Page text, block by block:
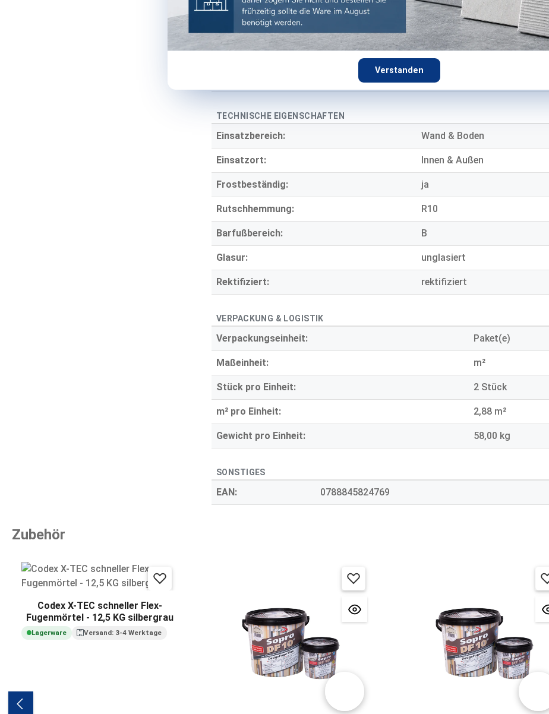
Verstanden
Oberfläche:
Optik: Steinoptik
TECHNISCHE EIGENSCHAFTEN
Einsatzbereich: Wand & Boden
Einsatzort: Innen & Außen
Frostbeständig: ja
Rutschhemmung: R10
Barfußbereich: B
Glasur: unglasiert
Rektifiziert: rektifiziert
VERPACKUNG & LOGISTIK
Verpackungseinheit: Paket(e)
Maßeinheit: m²
Stück pro Einheit: 2 Stück
m² pro Einheit: 2,88 m²
Gewicht pro Einheit: 58,00 kg
SONSTIGES
EAN: 0788845824769
Zubehör
Codex X-TEC schneller Flex-
Fugenmörtel - 12,5 KG silbergrau
Lagerware Versand: 3-4 Werktage